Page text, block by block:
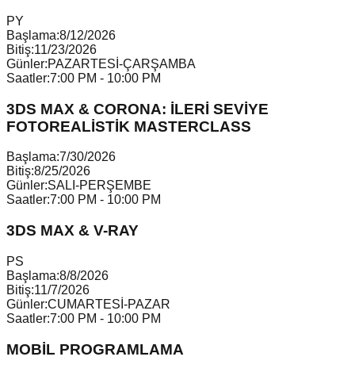
PY
Başlama:8/12/2026
Bitiş:11/23/2026
Günler:PAZARTESİ-ÇARŞAMBA
Saatler:7:00 PM - 10:00 PM
3DS MAX & CORONA: İLERİ SEVİYE
FOTOREALİSTİK MASTERCLASS
Başlama:7/30/2026
Bitiş:8/25/2026
Günler:SALI-PERŞEMBE
Saatler:7:00 PM - 10:00 PM
3DS MAX & V-RAY
PS
Başlama:8/8/2026
Bitiş:11/7/2026
Günler:CUMARTESİ-PAZAR
Saatler:7:00 PM - 10:00 PM
MOBİL PROGRAMLAMA